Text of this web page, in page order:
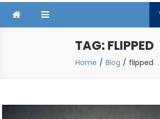
TAG: FLIPPED
Home Blog flipped